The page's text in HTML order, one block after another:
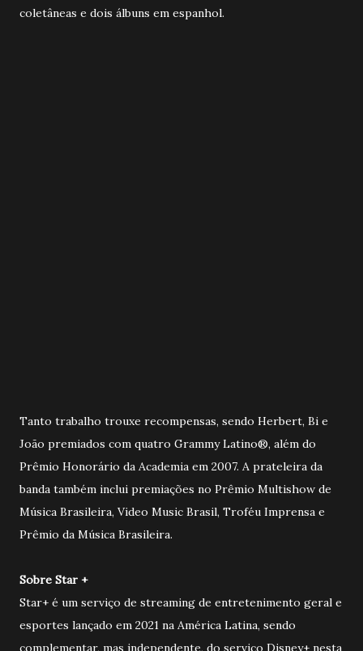
coletâneas e dois álbuns em espanhol.
Tanto trabalho trouxe recompensas, sendo Herbert, Bi e
João premiados com quatro Grammy Latino®, além do
Prêmio Honorário da Academia em 2007. A prateleira da
banda também inclui premiações no Prêmio Multishow de
Música Brasileira, Video Music Brasil, Troféu Imprensa e
Prêmio da Música Brasileira.
Sobre Star +
Star+ é um serviço de streaming de entretenimento geral e
esportes lançado em 2021 na América Latina, sendo
complementar, mas independente, do serviço Disney+ nesta